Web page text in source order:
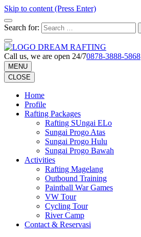
Skip to content (Press Enter)
Search for:
Call us, we are open 24/70878-3888-5868
MENU
CLOSE
Home
Profile
Rafting Packages
Rafting SUngai ELo
Sungai Progo Atas
Sungai Progo Hulu
Sungai Progo Bawah
Activities
Rafting Magelang
Outbound Training
Paintball War Games
VW Tour
Cycling Tour
River Camp
Contact & Reservasi